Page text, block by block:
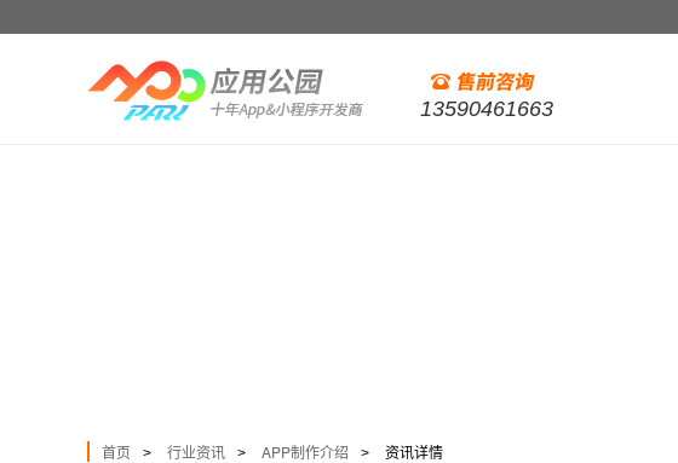
13590461663
首页 > 行业资讯 > APP制作介绍 > 资讯详情